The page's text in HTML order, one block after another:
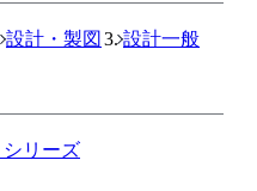
設計・製図 設計一般
シリーズ